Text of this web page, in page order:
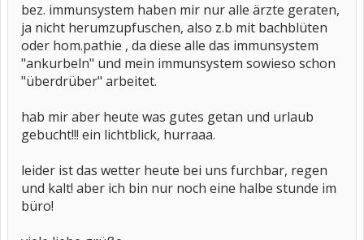
bez. immunsystem haben mir nur alle ärzte geraten,
ja nicht herumzupfuschen, also z.b mit bachblüten
oder hom.pathie , da diese alle das immunsystem
"ankurbeln" und mein immunsystem sowieso schon
"überdrüber" arbeitet.
hab mir aber heute was gutes getan und urlaub
gebucht!!! ein lichtblick, hurraaa.
leider ist das wetter heute bei uns furchbar, regen
und kalt! aber ich bin nur noch eine halbe stunde im
büro!